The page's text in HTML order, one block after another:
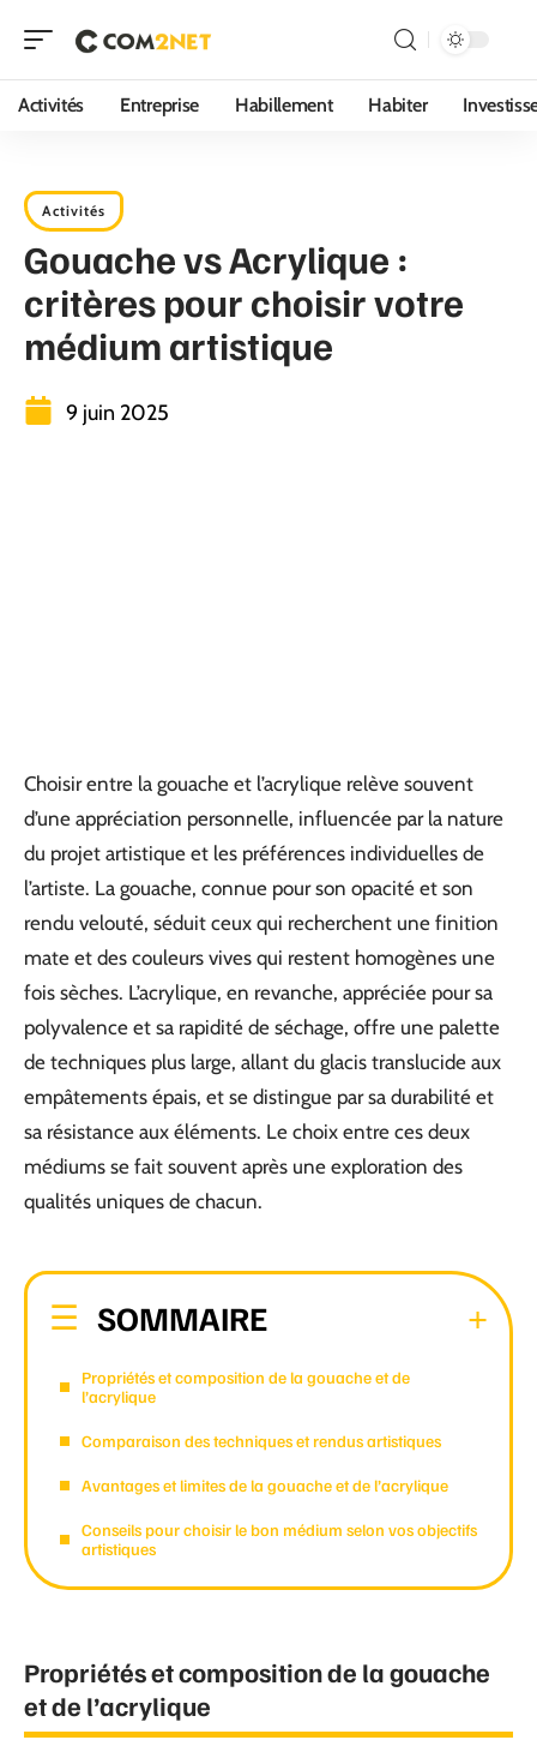
Activités Entreprise Habillement Habiter
Activités
Gouache vs Acrylique :
critères pour choisir votre
médium artistique
9 juin 2025
Choisir entre la gouache et l’acrylique relève souvent
d’une appréciation personnelle, influencée par la nature
du projet artistique et les préférences individuelles de
l’artiste. La gouache, connue pour son opacité et son
rendu velouté, séduit ceux qui recherchent une finition
mate et des couleurs vives qui restent homogènes une
fois sèches. L’acrylique, en revanche, appréciée pour sa
polyvalence et sa rapidité de séchage, offre une palette
de techniques plus large, allant du glacis translucide aux
empâtements épais, et se distingue par sa durabilité et
sa résistance aux éléments. Le choix entre ces deux
médiums se fait souvent après une exploration des
qualités uniques de chacun.
SOMMAIRE
Propriétés et composition de la gouache et de
l’acrylique
Comparaison des techniques et rendus artistiques
Avantages et limites de la gouache et de l’acrylique
Conseils pour choisir le bon médium selon vos objectifs
artistiques
Propriétés et composition de la gouache
et de l’acrylique